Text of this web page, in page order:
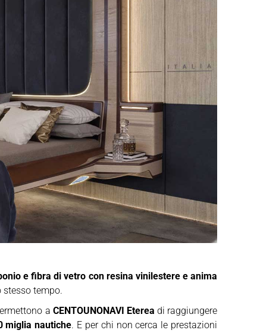
e fibra di vetro con resina vinilestere e anima
stesso tempo.
a CENTOUNONAVI Eterea di raggiungere
miglia nautiche. E per chi non cerca le prestazioni